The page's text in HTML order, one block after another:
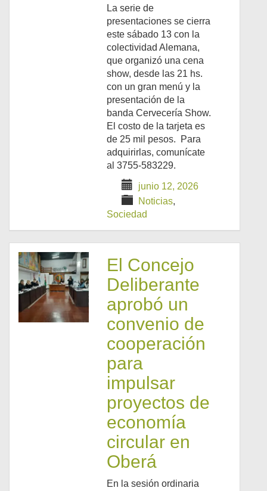
La serie de
presentaciones se cierra
este sábado 13 con la
colectividad Alemana,
que organizó una cena
show, desde las 21 hs.
con un gran menú y la
presentación de la
banda Cervecería Show.
El costo de la tarjeta es
de 25 mil pesos. Para
adquirirlas, comunícate
al 3755-583229.
junio 12, 2026
Noticias,
Sociedad
El Concejo
Deliberante
aprobó un
convenio de
cooperación
para
impulsar
proyectos de
economía
circular en
Oberá
En la sesión ordinaria